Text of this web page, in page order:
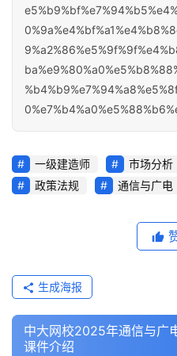
一级建造师 市场分析
政策法规
通信与广电
生成海报
中大网校2025年通信与广
课件介绍